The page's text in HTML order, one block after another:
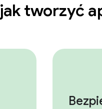
jak tworzyć